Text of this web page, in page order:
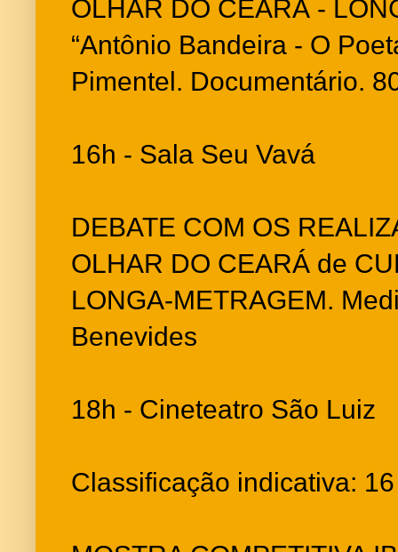
OLHAR DO CEARÁ -
“Antônio Bandeira - O
Pimentel. Documentário.
16h - Sala Seu Vavá
DEBATE COM OS
OLHAR DO CEARÁ de
LONGA-METRAGEM.
Benevides
18h - Cineteatro São Luiz
Classificação indicativa: